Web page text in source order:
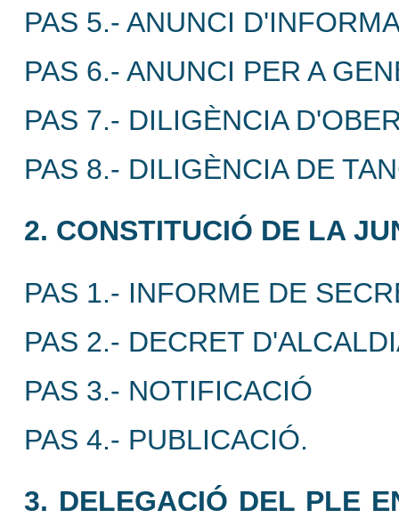
PAS 5.- ANUNCI
PAS 6.- ANUNCI PER A
PAS 7.- DILIGÈNCIA
PAS 8.- DILIGÈNCIA DE
2. CONSTITUCIÓ DE LA
PAS 1.- INFORME DE
PAS 2.- DECRET
PAS 3.- NOTIFICACIÓ
PAS 4.- PUBLICACIÓ.
3. DELEGACIÓ DEL PLE